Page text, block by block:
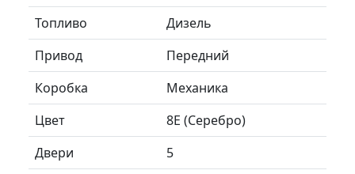
Топливо
Дизель
Привод
Передний
Коробка
Механика
Цвет
8E (Серебро)
Двери
5